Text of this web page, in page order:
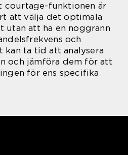
courtage-funktionen är
att välja det optimala
utan att ha en noggrann
och
kan ta tid att analysera
och jämföra dem för att
för ens specifika